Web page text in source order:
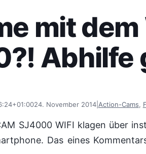
mit dem
Abhilfe
24. November 2014| Action-Cams,
SJ4000 WIFI klagen über
Das eines